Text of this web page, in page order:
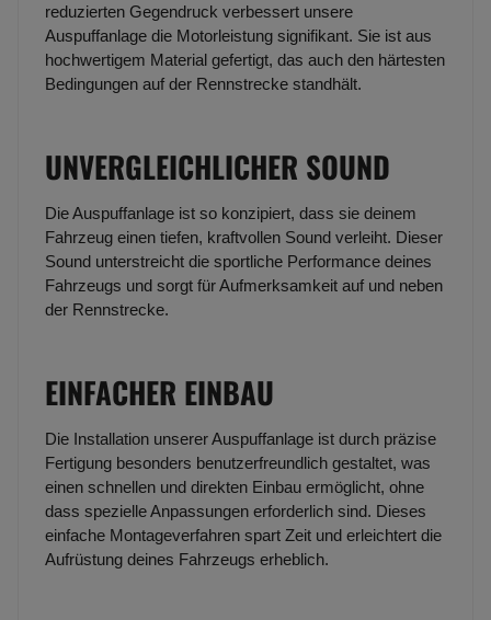
reduzierten Gegendruck verbessert unsere
Auspuffanlage die Motorleistung signifikant. Sie ist aus
hochwertigem Material gefertigt, das auch den härtesten
Bedingungen auf der Rennstrecke standhält.
UNVERGLEICHLICHER SOUND
Die Auspuffanlage ist so konzipiert, dass sie deinem
Fahrzeug einen tiefen, kraftvollen Sound verleiht. Dieser
Sound unterstreicht die sportliche Performance deines
Fahrzeugs und sorgt für Aufmerksamkeit auf und neben
der Rennstrecke.
EINFACHER EINBAU
Die Installation unserer Auspuffanlage ist durch präzise
Fertigung besonders benutzerfreundlich gestaltet, was
einen schnellen und direkten Einbau ermöglicht, ohne
dass spezielle Anpassungen erforderlich sind. Dieses
einfache Montageverfahren spart Zeit und erleichtert die
Aufrüstung deines Fahrzeugs erheblich.